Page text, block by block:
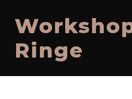
Ringe